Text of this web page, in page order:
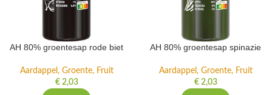
AH 80% groentesap rode biet
Aardappel, Groente, Fruit
€2,03
AH 80% groentesap spinazie
Aardappel, Groente, Fruit
€2,03